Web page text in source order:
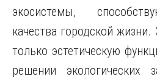
экосистемы,
качества городской жизни.
только эстетическую
решении экологических